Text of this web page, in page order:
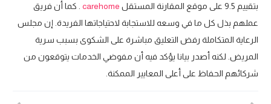
بتقييم 9.5 على موقع المقارنة المستقل
carehome . كما أن فريق
عملهم بذل كل ما في وسعه للاستجابة لاحتياجاتها الفريدة. إن مجلس
الرعاية المتكاملة رفض التعليق مباشرة على الشكوى بسبب سرية
المريض. لكنه أصدر بيانا يؤكد فيه أن مفوضي الخدمات يتوقعون من
شركائهم الحفاظ على أعلى المعايير الممكنة.